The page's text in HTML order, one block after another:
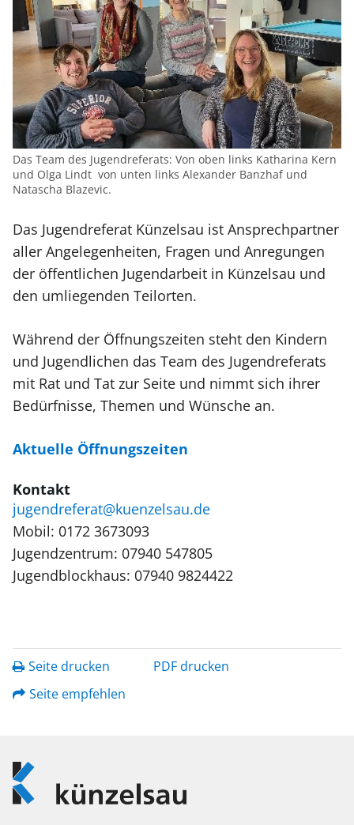
Das Team des Jugendreferats: Von oben links Katharina Kern
und Olga Lindt von unten links Alexander Banzhaf und
Natascha Blazevic.
Das Jugendreferat Künzelsau ist Ansprechpartner
aller Angelegenheiten, Fragen und Anregungen
der öffentlichen Jugendarbeit in Künzelsau und
den umliegenden Teilorten.
Während der Öffnungszeiten steht den Kindern
und Jugendlichen das Team des Jugendreferats
mit Rat und Tat zur Seite und nimmt sich ihrer
Bedürfnisse, Themen und Wünsche an.
Aktuelle Öffnungszeiten
Kontakt
jugendreferat@kuenzelsau.de
Mobil: 0172 3673093
Jugendzentrum: 07940 547805
Jugendblockhaus: 07940 9824422
Seite drucken
PDF drucken
Seite empfehlen
Logo
Künzelsau